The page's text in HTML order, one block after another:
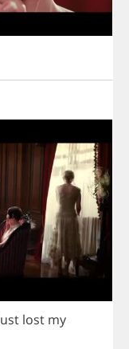
lost my